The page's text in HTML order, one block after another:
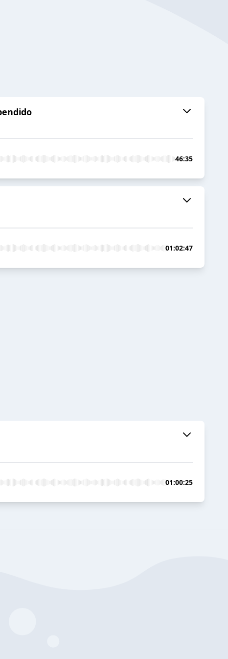
46:35
01:02:47
01:00:25